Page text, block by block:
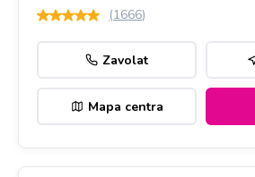
(1666)
Zavolat
Mapa centra